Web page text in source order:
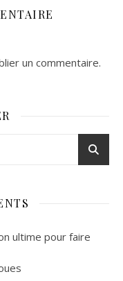
un commentaire.
ultime pour faire